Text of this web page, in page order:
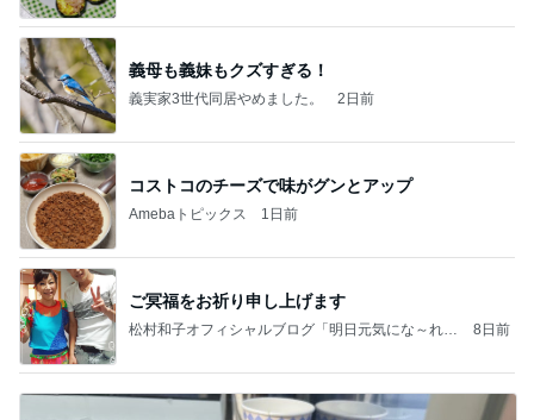
義母も義妹もクズすぎる！
義実家3世代同居やめました。 2日前
コストコのチーズで味がグンとアップ
Amebaトピックス 1日前
ご冥福をお祈り申し上げます
松村和子オフィシャルブログ「明日元気にな～れ」
8日前